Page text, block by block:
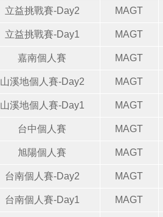
立益挑戰賽-Day2 MAGT
立益挑戰賽-Day1 MAGT
嘉南個人賽 MAGT
山溪地個人賽-Day2 MAGT
山溪地個人賽-Day1 MAGT
台中個人賽 MAGT
旭陽個人賽 MAGT
台南個人賽-Day2 MAGT
台南個人賽-Day1 MAGT